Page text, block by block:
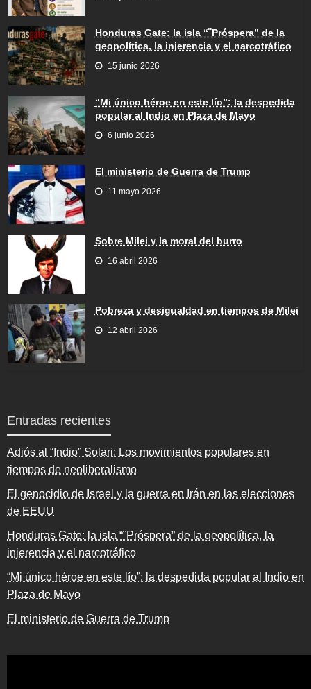
Honduras Gate: la isla “¨Próspera” de la
geopolítica, la injerencia y el narcotráfico
15 junio 2026
“Mi único héroe en este lío”: la despedida
popular al Indio en Plaza de Mayo
6 junio 2026
El ministerio de Guerra de Trump
11 mayo 2026
Sobre Milei y la moral del burro
16 abril 2026
Pobreza y desigualdad en tiempos de Milei
12 abril 2026
Entradas recientes
Adiós al “Indio” Solari: Los movimientos populares en
tiempos de neoliberalismo
El genocidio de Israel y la guerra en Irán en las elecciones
de EEUU
Honduras Gate: la isla “¨Próspera” de la geopolítica, la
injerencia y el narcotráfico
“Mi único héroe en este lío”: la despedida popular al Indio en
Plaza de Mayo
El ministerio de Guerra de Trump